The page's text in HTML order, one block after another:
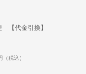
【代金引換】
税込）